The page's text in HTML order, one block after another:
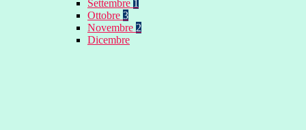
Settembre 1
Ottobre 3
Novembre 2
Dicembre